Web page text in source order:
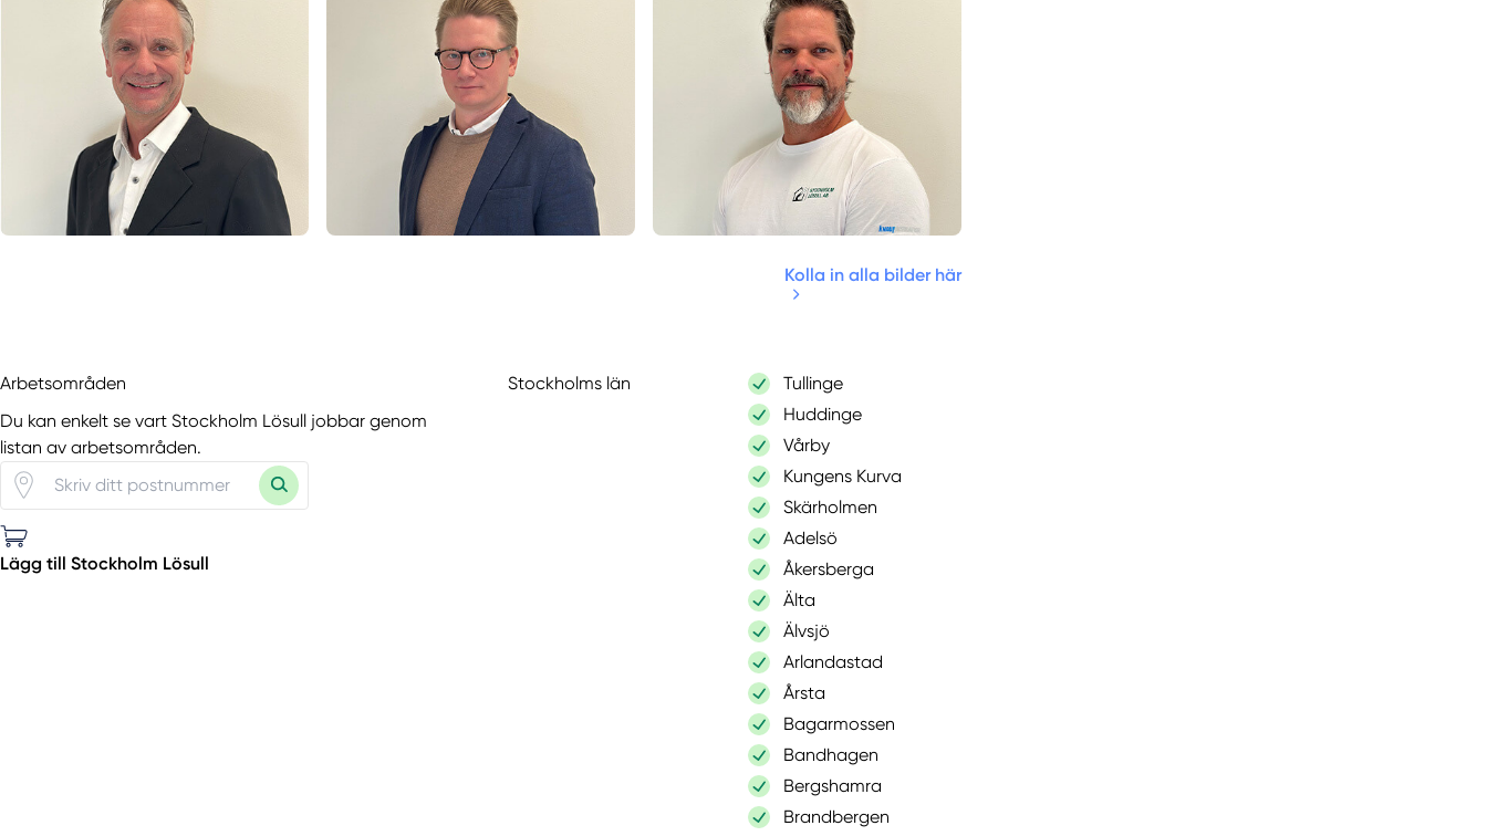
Kolla in alla bilder här
Arbetsområden
Du kan enkelt se vart Stockholm Lösull jobbar genom
listan av arbetsområden.
Lägg till Stockholm Lösull
Stockholms län
Tullinge
Huddinge
Vårby
Kungens Kurva
Skärholmen
Adelsö
Åkersberga
Älta
Älvsjö
Arlandastad
Årsta
Bagarmossen
Bandhagen
Bergshamra
Brandbergen